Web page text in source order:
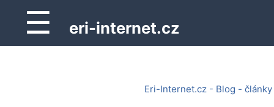
☰ eri-internet.cz
Eri-Internet.cz - Blog - články